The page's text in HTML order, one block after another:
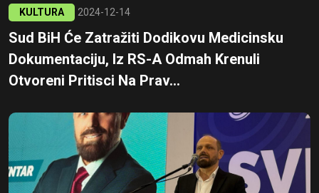
KULTURA 2024-12-14
Sud BiH Će Zatražiti Dodikovu Medicinsku
Dokumentaciju, Iz RS-A Odmah Krenuli
Otvoreni Pritisci Na Prav...